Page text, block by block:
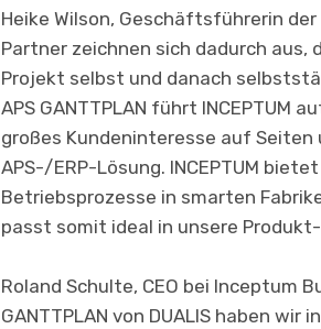
Heike Wilson, Geschäftsführerin der
Partner zeichnen sich dadurch aus,
Projekt selbst und danach
APS GANTTPLAN führt INCEPTUM
großes Kundeninteresse auf
APS-/ERP-Lösung. INCEPTUM
Be­triebspro­zesse in smarten
passt somit ideal in unsere
Roland Schulte, CEO bei Inceptum
GANTTPLAN von DUALIS haben